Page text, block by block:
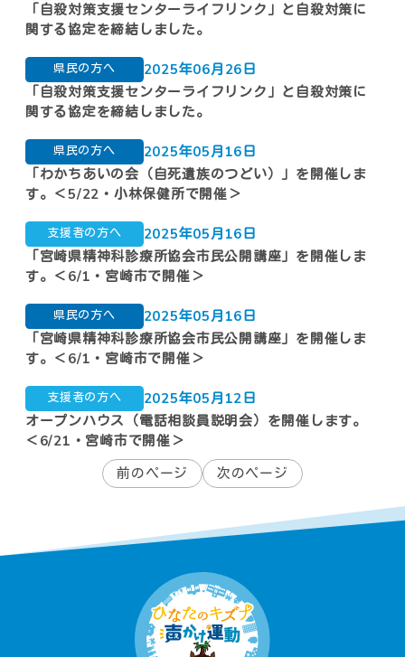
「自殺対策支援センターライフリンク」と自殺対策に
関する協定を締結しました。
県民の方へ
2025年06月26日
「自殺対策支援センターライフリンク」と自殺対策に
関する協定を締結しました。
県民の方へ
2025年05月16日
「わかちあいの会（自死遺族のつどい）」を開催しま
す。＜5/22・小林保健所で開催＞
支援者の方へ
2025年05月16日
「宮崎県精神科診療所協会市民公開講座」を開催しま
す。＜6/1・宮崎市で開催＞
県民の方へ
2025年05月16日
「宮崎県精神科診療所協会市民公開講座」を開催しま
す。＜6/1・宮崎市で開催＞
支援者の方へ
2025年05月12日
オープンハウス（電話相談員説明会）を開催します。
＜6/21・宮崎市で開催＞
前のページ
次のページ